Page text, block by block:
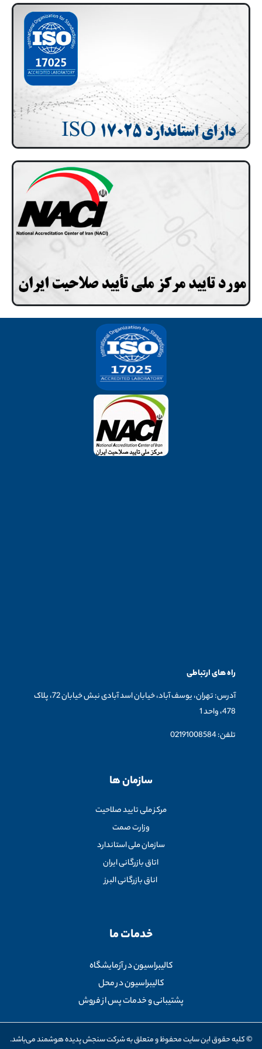
راه های ارتباطی
آدرس: تهران، یوسف آباد، خیابان اسد آبادی نبش خیابان 72، پلاک
478، واحد 1
تلفن: 02191008584
سازمان ها
مرکز ملی تایید صلاحیت
وزارت صمت
سازمان ملی استاندارد
اتاق بازرگانی ایران
اناق بازرگانی البرز
خدمات ما
کالیبراسیون در آزمایشگاه
کالیبراسیون در محل
پشتیبانی و خدمات پس از فروش
© کلیه حقوق این سایت محفوظ و متعلق به شرکت سنجش پدیده هوشمند می‌باشد.